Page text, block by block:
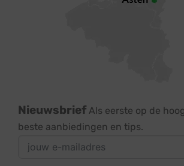
Nieuwsbrief Als eerste op de
beste aanbiedingen en tips.